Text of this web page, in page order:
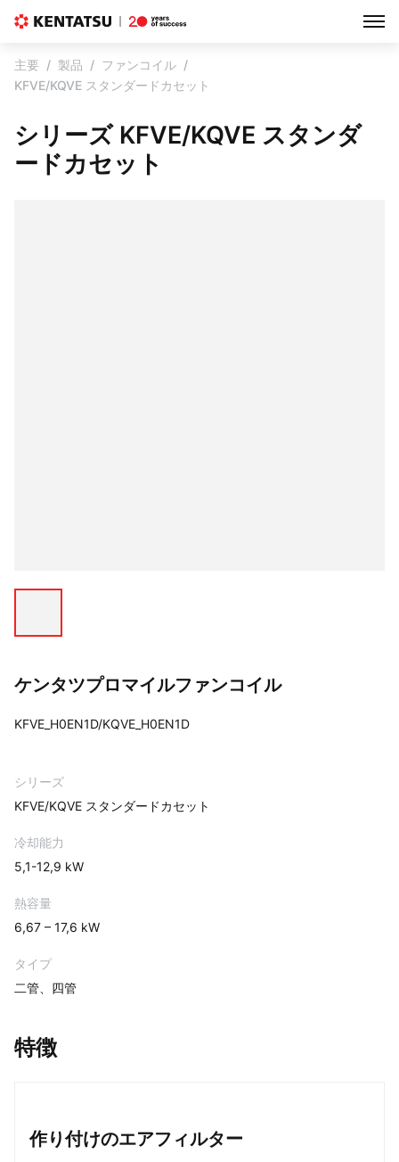
主要 製品
ファンコイル
KFVE/KQVE スタンダードカセット
シリーズ KFVE/KQVE スタンダ
ードカセット
ケンタツプロマイルファンコイル
KFVE_H0EN1D/KQVE_H0EN1D
シリーズ
KFVE/KQVE スタンダードカセット
冷却能力
5,1-12,9 kW
熱容量
6,67 – 17,6 kW
タイプ
二管、四管
特徴
作り付けのエアフィルター